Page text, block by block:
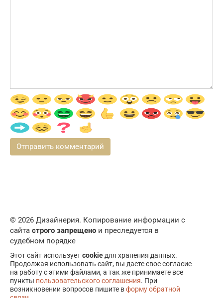
© 2026 Дизайнерия. Копирование информации с
сайта строго запрещено и преследуется в
судебном порядке
Этот сайт используетcookieдля хранения данных.
Продолжая использовать сайт, вы даете свое согласие
на работу с этими файлами, а так же принимаете все
пункты пользовательского соглашения. При
возникновении вопросов пишите вформу обратной